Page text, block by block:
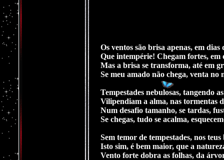
Os ventos são brisa apenas, em dias
Que intempérie! Chegam fortes, em
Mas a brisa se transforma, até em
Se meu amado não chega, venta no
Tempestades nebulosas, tangendo
Vilipendiam a alma, nas tormentas
Num desafio tamanho, se tardas,
Se chegas, tudo se acalma,
Sem temor de tempestades, nos
Isto sim, é bem maior, que a
Vento forte dobra as folhas, da